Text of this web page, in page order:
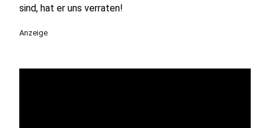
sind, hat er uns verraten!
Anzeige